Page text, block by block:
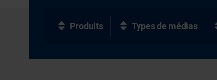
Produits Types de médias